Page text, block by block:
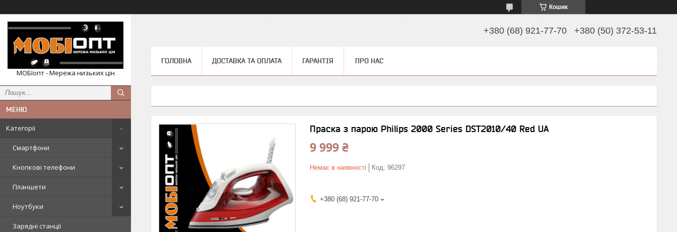
Кошик
МОБІопт - Мережа низьких цін
Категорії
Смартфони
Кнопкові телефони
Планшети
Ноутбуки
Зарядні станції
+380 (68) 921-77-70 +380 (50) 372-53-11
ГОЛОВНА ДОСТАВКА ТА ОПЛАТА ГАРАНТІЯ ПРО НАС
Праска з парою Philips 2000 Series DST2010/40 Red UA
9 999 ₴
Немає в наявності Код: 96297
+380 (68) 921-77-70